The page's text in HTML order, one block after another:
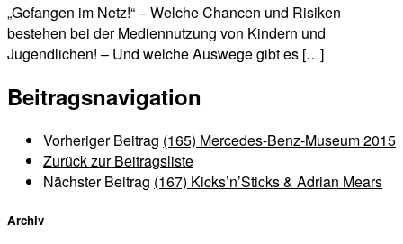
„Gefangen im Netz!“ – Welche Chancen und Risiken
bestehen bei der Mediennutzung von Kindern und
Jugendlichen! – Und welche Auswege gibt es […]
Beitragsnavigation
Vorheriger Beitrag (165) Mercedes-Benz-Museum 2015
Zurück zur Beitragsliste
Nächster Beitrag (167) Kicks’n’Sticks & Adrian Mears
Archiv